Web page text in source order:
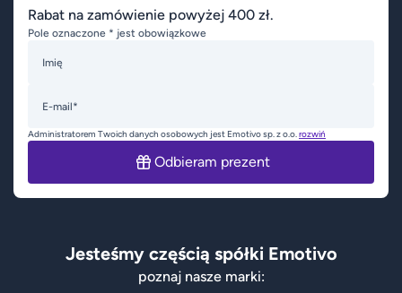
Rabat na zamówienie powyżej 400 zł.
Pole oznaczone * jest obowiązkowe
Imię
E-mail*
Administratorem Twoich danych osobowych jest Emotivo sp. z o.o.rozwiń
Odbieram prezent
Jesteśmy częścią spółki Emotivo
poznaj nasze marki: